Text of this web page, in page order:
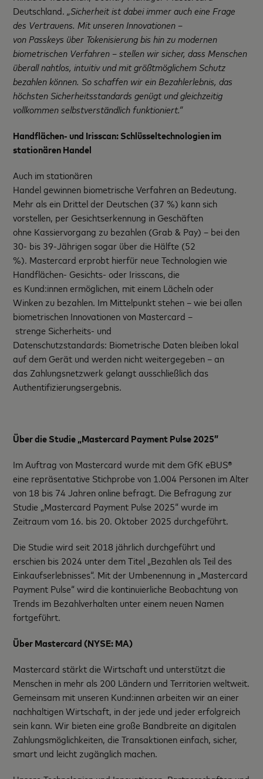
Deutschland. „Sicherheit ist dabei immer auch eine Frage
des Vertrauens. Mit unseren Innovationen –
von Passkeys über Tokenisierung bis hin zu modernen
biometrischen Verfahren – stellen wir sicher, dass Menschen
überall nahtlos, intuitiv und mit größtmöglichem Schutz
bezahlen können. So schaffen wir ein Bezahlerlebnis, das
höchsten Sicherheitsstandards genügt und gleichzeitig
vollkommen selbstverständlich funktioniert.“
Handflächen- und Irisscan: Schlüsseltechnologien im
stationären Handel
Auch im stationären
Handel gewinnen biometrische Verfahren an Bedeutung.
Mehr als ein Drittel der Deutschen (37 %) kann sich
vorstellen, per Gesichtserkennung in Geschäften
ohne Kassiervorgang zu bezahlen (Grab & Pay) – bei den
30- bis 39-Jährigen sogar über die Hälfte (52
%). Mastercard erprobt hierfür neue Technologien wie
Handflächen- Gesichts- oder Irisscans, die
es Kund:innen ermöglichen, mit einem Lächeln oder
Winken zu bezahlen. Im Mittelpunkt stehen – wie bei allen
biometrischen Innovationen von Mastercard –
strenge Sicherheits- und
Datenschutzstandards: Biometrische Daten bleiben lokal
auf dem Gerät und werden nicht weitergegeben – an
das Zahlungsnetzwerk gelangt ausschließlich das
Authentifizierungsergebnis.
Über die Studie „Mastercard Payment Pulse 2025”
Im Auftrag von Mastercard wurde mit dem GfK eBUS®
eine repräsentative Stichprobe von 1.004 Personen im Alter
von 18 bis 74 Jahren online befragt. Die Befragung zur
Studie „Mastercard Payment Pulse 2025“ wurde im
Zeitraum vom 16. bis 20. Oktober 2025 durchgeführt.
Die Studie wird seit 2018 jährlich durchgeführt und
erschien bis 2024 unter dem Titel „Bezahlen als Teil des
Einkaufserlebnisses“. Mit der Umbenennung in „Mastercard
Payment Pulse“ wird die kontinuierliche Beobachtung von
Trends im Bezahlverhalten unter einem neuen Namen
fortgeführt.
Über Mastercard (NYSE: MA)
Mastercard stärkt die Wirtschaft und unterstützt die
Menschen in mehr als 200 Ländern und Territorien weltweit.
Gemeinsam mit unseren Kund:innen arbeiten wir an einer
nachhaltigen Wirtschaft, in der jede und jeder erfolgreich
sein kann. Wir bieten eine große Bandbreite an digitalen
Zahlungsmöglichkeiten, die Transaktionen einfach, sicher,
smart und leicht zugänglich machen.